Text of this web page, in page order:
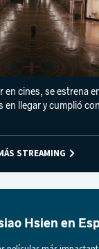
en cines, se estrena
en llegar y cumplió
STREAMING
Hsien en